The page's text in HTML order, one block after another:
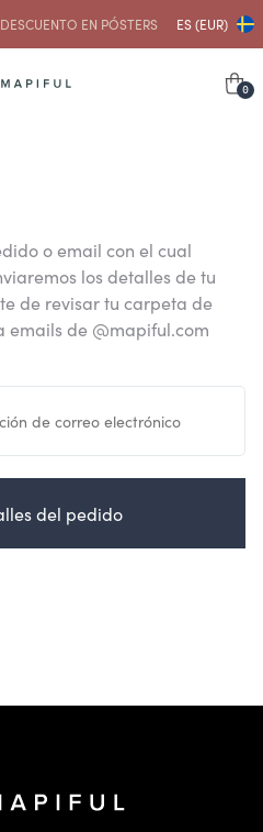
EN PÓSTERS ES (EUR)
0
o email con el cual
los detalles de tu
de revisar tu carpeta de
emails de @mapiful.com
del pedido